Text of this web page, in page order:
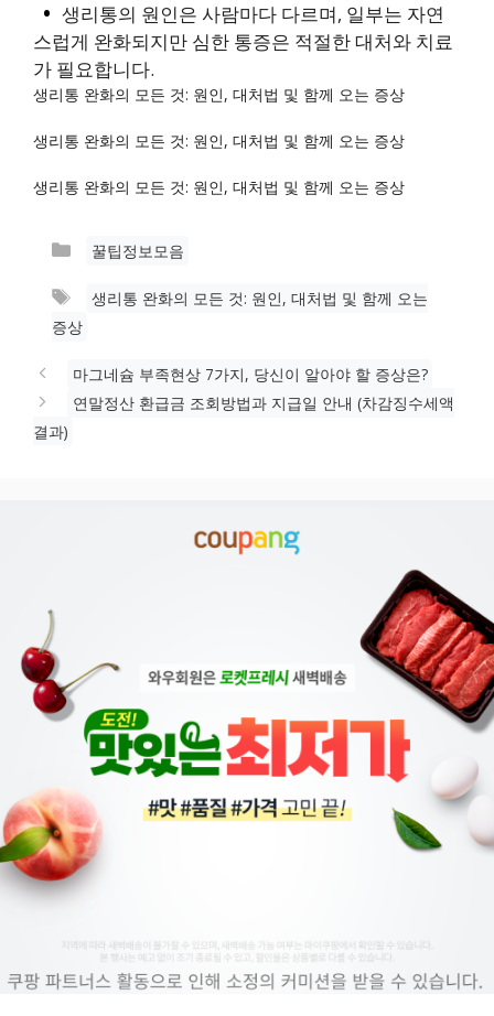
생리통의 원인은 사람마다 다르며, 일부는 자연
스럽게 완화되지만 심한 통증은 적절한 대처와 치료
가 필요합니다.
생리통 완화의 모든 것: 원인, 대처법 및 함께 오는 증상
생리통 완화의 모든 것: 원인, 대처법 및 함께 오는 증상
생리통 완화의 모든 것: 원인, 대처법 및 함께 오는 증상
카
고
리
꿀팁정보모음
태
그
생리통 완화의 모든 것: 원인, 대처법 및 함께 오는
증상
마그네슘 부족현상 7가지, 당신이 알아야 할 증상은?
연말정산 환급금 조회방법과 지급일 안내 (차감징수세액
결과)